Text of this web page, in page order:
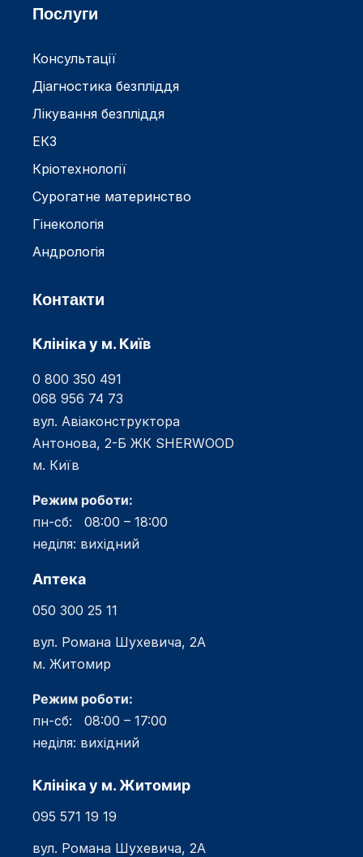
Послуги
Консультації
Діагностика безпліддя
Лікування безпліддя
ЕКЗ
Кріотехнології
Сурогатне материнство
Гінекологія
Андрологія
Контакти
Клініка у м. Київ
0 800 350 491
068 956 74 73
вул. Авіаконструктора
Антонова, 2-Б ЖК SHERWOOD
м. Київ
Режим роботи:
пн-сб: 08:00 – 18:00
неділя: вихідний
Аптека
050 300 25 11
вул. Романа Шухевича, 2А
м. Житомир
Режим роботи:
пн-сб: 08:00 – 17:00
неділя: вихідний
Клініка у м. Житомир
095 571 19 19
вул. Романа Шухевича, 2А